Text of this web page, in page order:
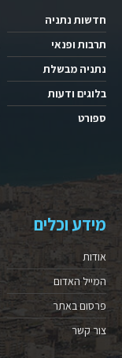
חדשות נתניה
תרבות ופנאי
נתניה מבשלת
בלוגים ודעות
ספורט
מידע וכלים
אודות
המייל האדום
פרסום באתר
צור קשר